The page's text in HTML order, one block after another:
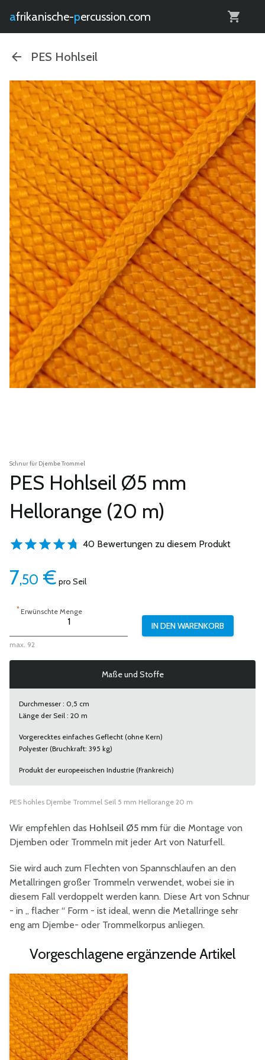
afrikanische- percussion.com
PES Hohlseil
Schnur für Djembe Trommel
PES Hohlseil Ø5 mm
Hellorange (20 m)
40 Bewertungen zu diesem Produkt
7,50 € pro Seil
*Erwünschte Menge
max. 92
Maße und Stoffe
Durchmesser : 0,5 cm
Länge der Seil : 20 m
Vorgerecktes einfaches Geflecht (ohne Kern)
Polyester (Bruchkraft: 395 kg)
Produkt der europeeischen Industrie (Frankreich)
PES hohles Djembe Trommel Seil 5 mm Hellorange 20 m
Wir empfehlen das Hohlseil Ø5 mm für die Montage von
Djemben oder Trommeln mit jeder Art von Naturfell.
Sie wird auch zum Flechten von Spannschlaufen an den
Metallringen großer Trommeln verwendet, wobei sie in
diesem Fall verdoppelt werden kann. Diese Art von Schnur
- in „ flacher “ Form - ist ideal, wenn die Metallringe sehr
eng am Djembe- oder Trommelkorpus anliegen.
Vorgeschlagene ergänzende Artikel